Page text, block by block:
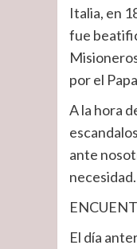
Italia, en
fue
por el
A la hora
ante
El día